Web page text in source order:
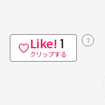
Like! 1
クリップする
？